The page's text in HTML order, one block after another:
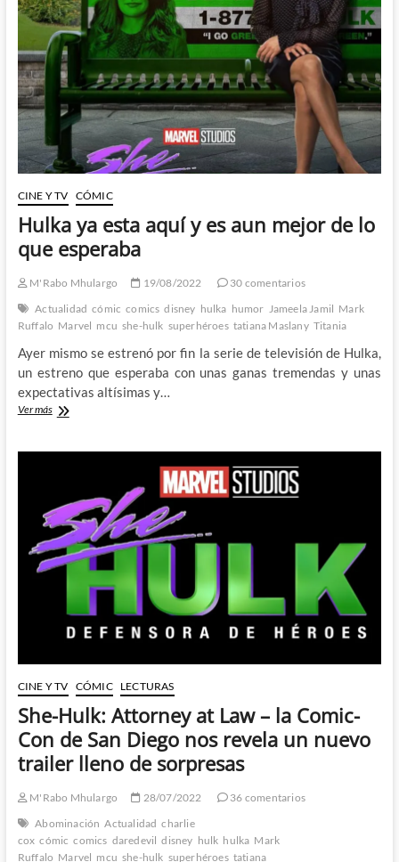
que
no
va
dejar
indiferente
nadie
CINE Y TV CÓMIC
Hulka ya esta aquí y es aun mejor de lo
que esperaba
M'Rabo Mhulargo 19/08/2022
30 comentarios
Actualidad cómic comics disney hulka humor Jameela Jamil Mark
Ruffalo Marvel mcu she-hulk superhéroes tatiana Maslany Titania
Ayer mismo se estrenó por fin la serie de televisión de Hulka,
un estreno que esperaba con unas ganas tremendas y unas
expectativas altísimas y…
Ver másHulka
aun
mejor
de
lo
que
esperaba
CINE Y TV CÓMIC LECTURAS
She-Hulk: Attorney at Law – la Comic-
Con de San Diego nos revela un nuevo
trailer lleno de sorpresas
M'Rabo Mhulargo 28/07/2022
36 comentarios
Abominación Actualidad charlie
cox cómic comics daredevil disney hulk hulka Mark
Ruffalo Marvel mcu she-hulk superhéroes tatiana